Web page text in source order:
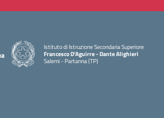
Istituto di Istruzione Secondaria Superiore
Francesco D'Aguirre - Dante Alighieri
Salemi - Partanna (TP)